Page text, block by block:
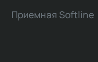
Приемная Softline